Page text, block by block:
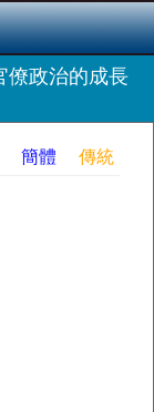
僚政治的成長
簡體 傳統